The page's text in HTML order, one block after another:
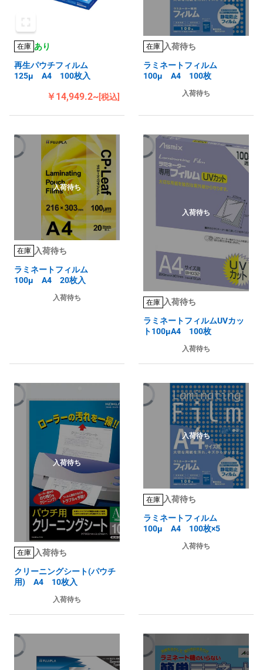
在庫 あり
再生パウチフィルム
125μ A4 100枚入
￥14,949.2~[税込]
在庫 入荷待ち
ラミネートフィルム
100μ A4 100枚
入荷待ち
入荷待ち
在庫 入荷待ち
ラミネートフィルム
100μ A4 20枚入
入荷待ち
入荷待ち
在庫 入荷待ち
ラミネートフィルムUVカッ
ト100μA4 100枚
入荷待ち
入荷待ち
在庫 入荷待ち
クリーニングシート(パウチ
用) A4 10枚入
入荷待ち
入荷待ち
在庫 入荷待ち
ラミネートフィルム
100μ A4 100枚×5
入荷待ち